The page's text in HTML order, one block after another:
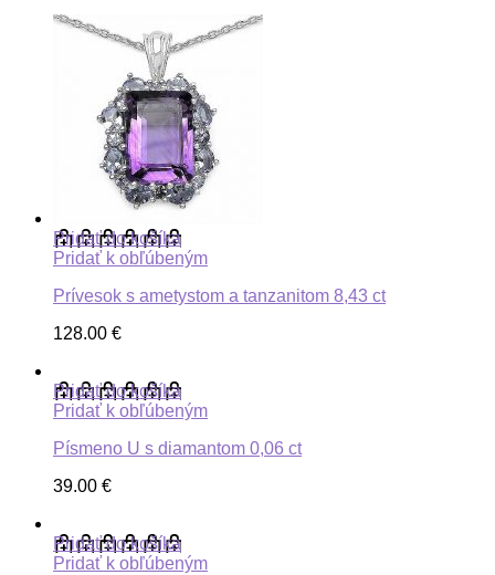
Pridať do košíka
Pridať k obľúbeným
Prívesok s ametystom a tanzanitom 8,43 ct
128.00 €
Pridať do košíka
Pridať k obľúbeným
Písmeno U s diamantom 0,06 ct
39.00 €
Pridať do košíka
Pridať k obľúbeným